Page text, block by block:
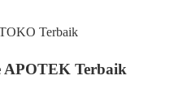
Terbaik
APOTEK Terbaik